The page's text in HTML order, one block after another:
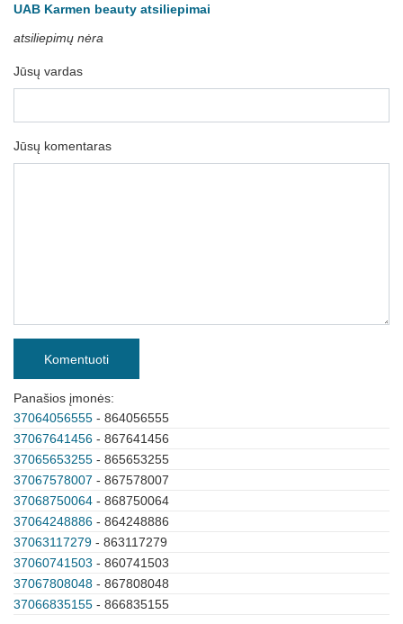
UAB Karmen beauty atsiliepimai
atsiliepimų nėra
Jūsų vardas
Jūsų komentaras
Komentuoti
Panašios įmonės:
37064056555 - 864056555
37067641456 - 867641456
37065653255 - 865653255
37067578007 - 867578007
37068750064 - 868750064
37064248886 - 864248886
37063117279 - 863117279
37060741503 - 860741503
37067808048 - 867808048
37066835155 - 866835155